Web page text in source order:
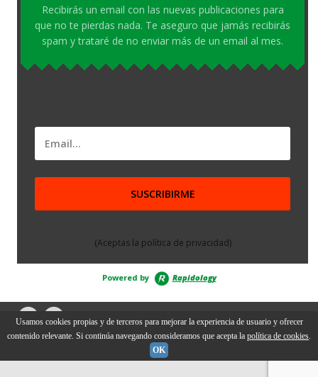
Recibirás un email con las nuevas publicaciones para
que no te pierdas nada. Te aseguro que jamás recibirás
spam y trataré de no enviar más de un email al mes.
(Aceptas la política de privacidad)
Powered by Rapidology
Usamos cookies propias y de terceros para mejorar la experiencia de usuario y ofrecer
contenido relevante. Si continúa navegando consideramos que acepta la política de cookies.
OK
Batería Ilimitada /Aviso legal y Política de privacidad/Política
de cookies